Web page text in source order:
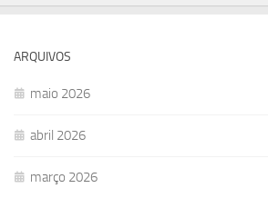
ARQUIVOS
maio 2026
abril 2026
março 2026